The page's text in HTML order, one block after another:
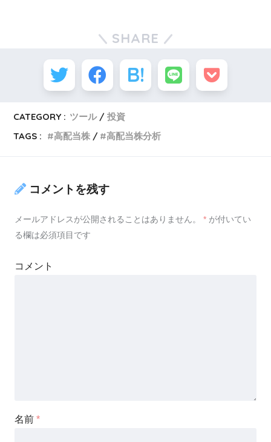
SHARE
CATEGORY : ツール
投資
TAGS :
高配当株 高配当株分析
コメントを残す
メールアドレスが公開されることはありません。 * が付いてい
る欄は必須項目です
コメント
名前 *